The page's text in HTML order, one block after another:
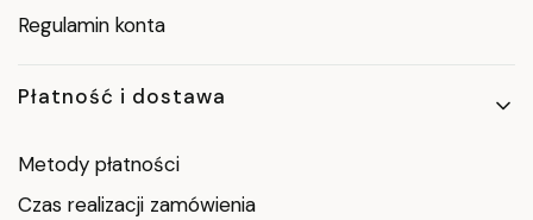
Regulamin konta
Płatność i dostawa
Metody płatności
Czas realizacji zamówienia